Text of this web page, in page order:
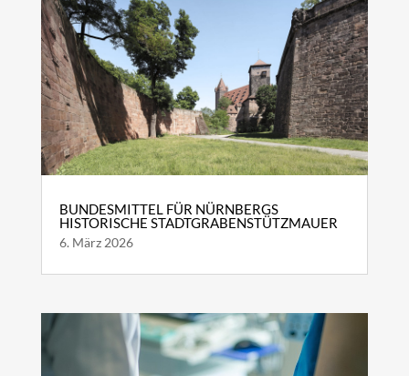
BUNDESMITTEL FÜR NÜRNBERGS
HISTORISCHE STADTGRABENSTÜTZMAUER
6. März 2026